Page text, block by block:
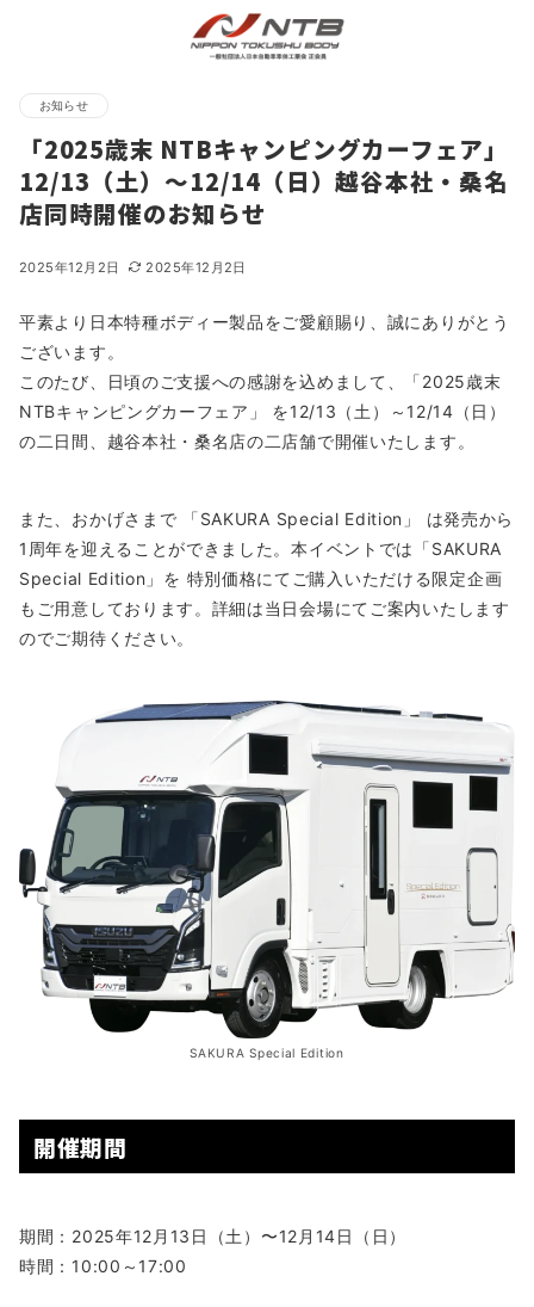
お知らせ
「2025歳末 NTBキャンピングカーフェア」
12/13（土）～12/14（日）越谷本社・桑名
店同時開催のお知らせ
2025年12月2日 2025年12月2日
平素より日本特種ボディー製品をご愛顧賜り、誠にありがとう
ございます。
このたび、日頃のご支援への感謝を込めまして、「2025歳末
NTBキャンピングカーフェア」 を12/13（土）～12/14（日）
の二日間、越谷本社・桑名店の二店舗で開催いたします。
また、おかげさまで 「SAKURA Special Edition」 は発売から
1周年を迎えることができました。本イベントでは「SAKURA
Special Edition」を 特別価格にてご購入いただける限定企画
もご用意しております。詳細は当日会場にてご案内いたします
のでご期待ください。
SAKURA Special Edition
開催期間
期間：2025年12月13日（土）〜12月14日（日）
時間：10:00～17:00